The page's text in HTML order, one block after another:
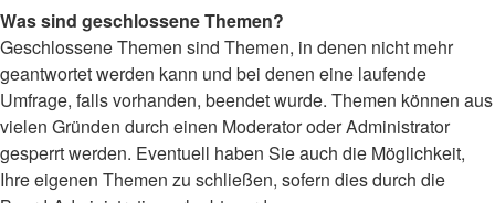
Was sind geschlossene Themen?
Geschlossene Themen sind Themen, in denen nicht mehr
geantwortet werden kann und bei denen eine laufende
Umfrage, falls vorhanden, beendet wurde. Themen können aus
vielen Gründen durch einen Moderator oder Administrator
gesperrt werden. Eventuell haben Sie auch die Möglichkeit,
Ihre eigenen Themen zu schließen, sofern dies durch die